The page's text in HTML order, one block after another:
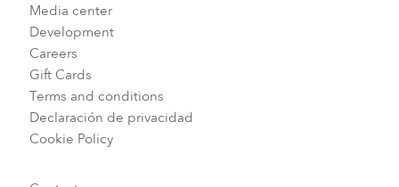
Media center
Development
Careers
Gift Cards
Terms and conditions
Declaración de privacidad
Cookie Policy